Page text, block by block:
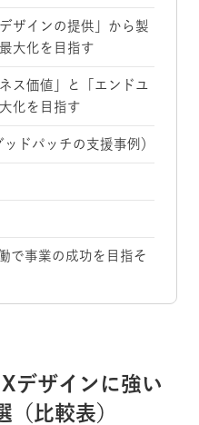
ザインの提供」から製
大化を目指す
ス価値」と「エンドユ
化を目指す
ドパッチの支援事例）
で事業の成功を目指そ
デザインに強い
（比較表）